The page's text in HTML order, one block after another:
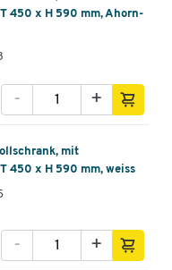
450 x H 590 mm, Ahorn-
+
-
mit
450 x H 590 mm, weiss
+
-